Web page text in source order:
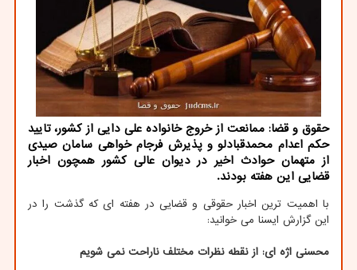
حقوق و قضا: ممانعت از خروج خانواده علی دایی از کشور، تایید
حکم اعدام محمدقبادلو و پذیرش فرجام خواهی سامان صیدی
از متهمان حوادث اخیر در دیوان عالی کشور همچون اخبار
قضایی این هفته بودند.
با اهمیت ترین اخبار حقوقی و قضایی در هفته ای که گذشت را در
این گزارش ایسنا می خوانید:
محسنی اژه ای: از نقطه نظرات مختلف ناراحت نمی شویم